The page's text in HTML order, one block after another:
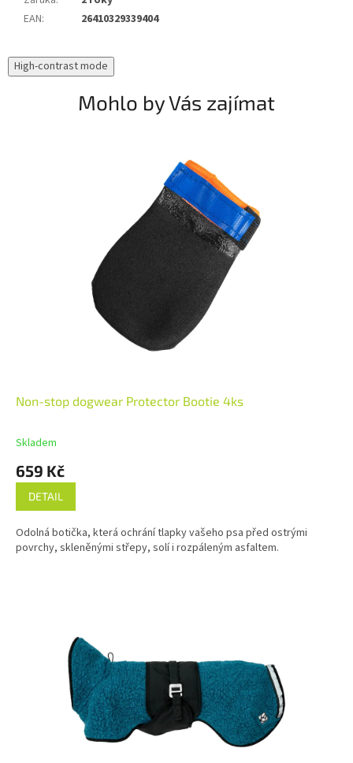
EAN: 26410329339404
High-contrast mode
Mohlo by Vás zajímat
Non-stop dogwear Protector Bootie 4ks
Skladem
659 Kč
DETAIL
Odolná botička, která ochrání tlapky vašeho psa před ostrými
povrchy, skleněnými střepy, solí i rozpáleným asfaltem.